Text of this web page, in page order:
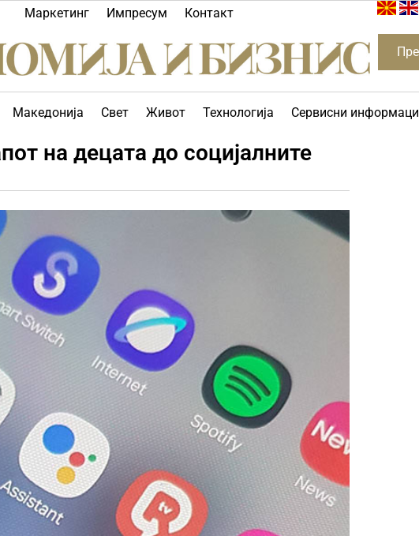
Маркетинг Импресум Контакт
Македонија Свет Живот Технологија Сервисни
на децата до социјалните